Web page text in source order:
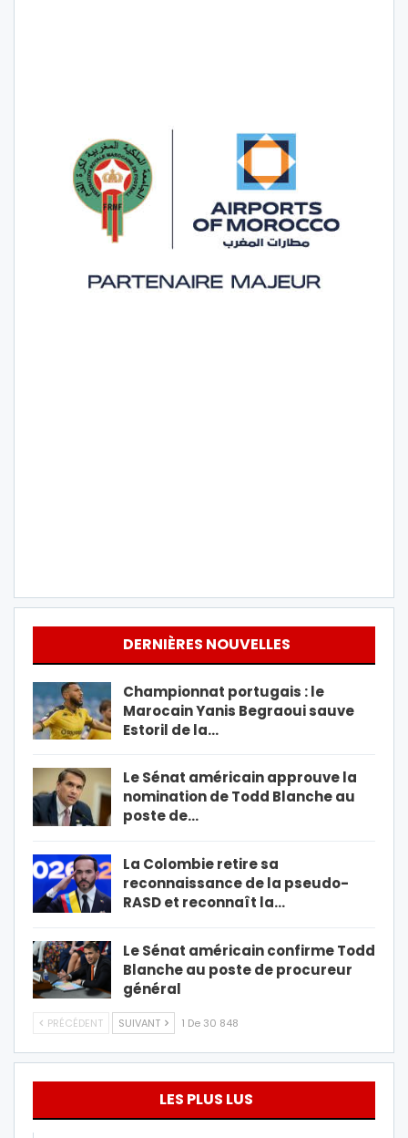
DERNIÈRES NOUVELLES
Championnat portugais : le
Marocain Yanis Begraoui sauve
Estoril de la…
Le Sénat américain approuve la
nomination de Todd Blanche au
poste de…
La Colombie retire sa
reconnaissance de la pseudo-
RASD et reconnaît la…
Le Sénat américain confirme Todd
Blanche au poste de procureur
général
PRÉCÉDENT SUIVANT 1 De 30 848
LES PLUS LUS